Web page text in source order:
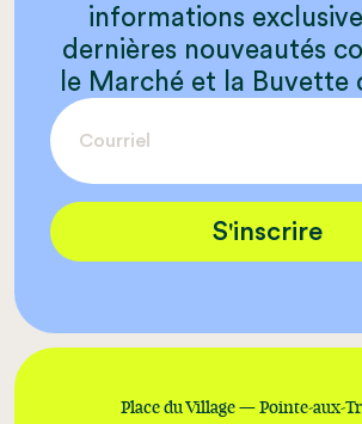
informations
dernières nouveautés
le Marché et la Buvette
S'inscrire
Place du Village — Pointe-aux-